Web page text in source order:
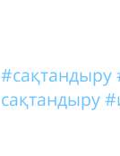
#сақтандыру
сақтандыру